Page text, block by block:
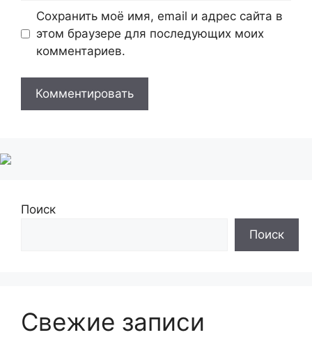
Сохранить моё имя, email и адрес сайта в
этом браузере для последующих моих
комментариев.
Поиск
Поиск
Свежие записи